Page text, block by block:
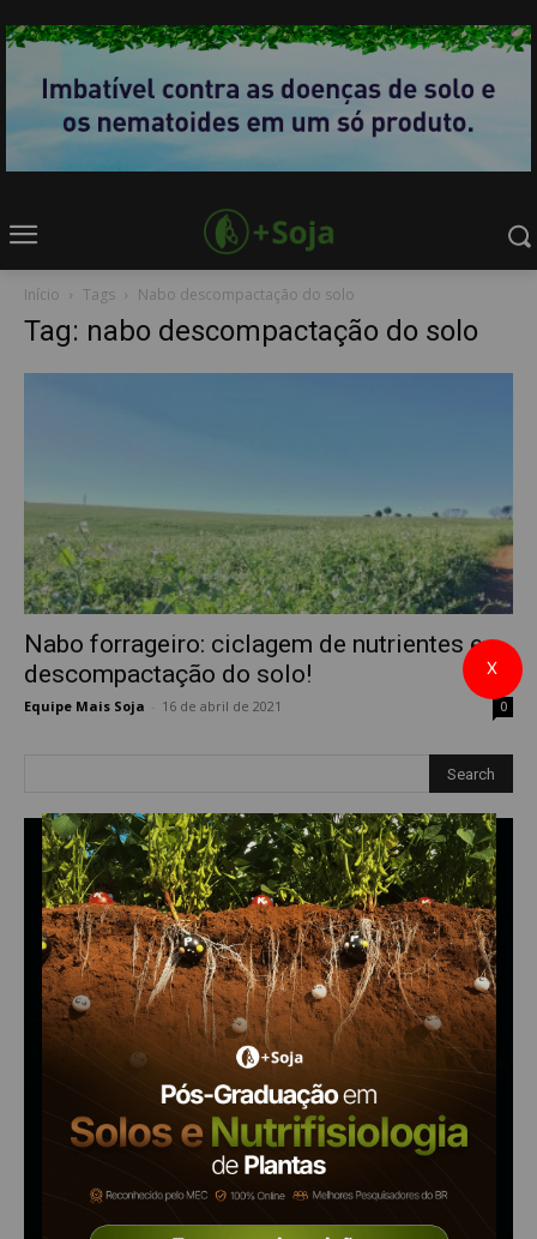
Início Tags Nabo descompactação do solo
Tag: nabo descompactação do solo
Nabo forrageiro: ciclagem de nutrientes e
descompactação do solo!
Equipe Mais Soja 16 de abril de 2021 0
X